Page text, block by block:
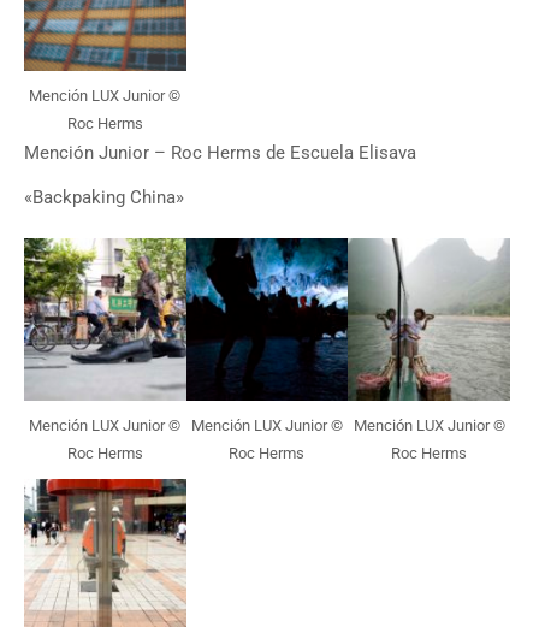
Mención LUX Junior ©
Roc Herms
Mención Junior – Roc Herms de Escuela Elisava
«Backpaking China»
Mención LUX Junior ©
Roc Herms
Mención LUX Junior ©
Roc Herms
Mención LUX Junior ©
Roc Herms